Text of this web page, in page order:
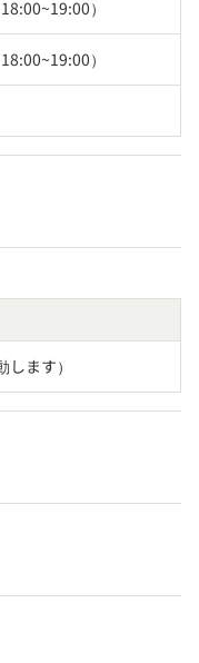
）
）
ます）